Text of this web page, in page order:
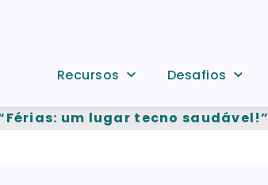
Recursos Desafios
um lugar tecno saudável!”